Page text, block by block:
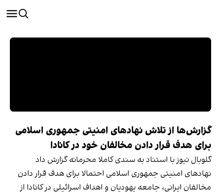
گزارش‌ها از تلاش نهادهای امنیتی جمهوری اسلامی
برای هدف قرار دادن مخالفان خود در کانادا
گلوبال نیوز با استناد به سندی کاملا محرمانه گزارش داد
نهادهای امنیتی جمهوری اسلامی احتمالا برای هدف قرار دادن
مخالفان ایرانی، جامعه یهودیان و اهداف اسرائیلی در کانادا از